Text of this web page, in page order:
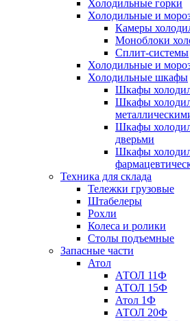
Холодильные горки
Холодильные и
Камеры
Моноблоки
Сплит-системы
Холодильные и
Холодильные шкафы
Шкафы
Шкафы
Шкафы
дверьми
Шкафы
Техника для склада
Тележки грузовые
Штабелеры
Рохли
Колеса и ролики
Столы подъемные
Запасные части
Атол
АТОЛ 11Ф
АТОЛ 15Ф
Атол 1Ф
АТОЛ 20Ф